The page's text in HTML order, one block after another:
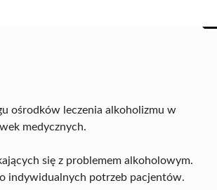
ośrodków leczenia alkoholizmu w
medycznych.
się z problemem alkoholowym.
indywidualnych potrzeb pacjentów.